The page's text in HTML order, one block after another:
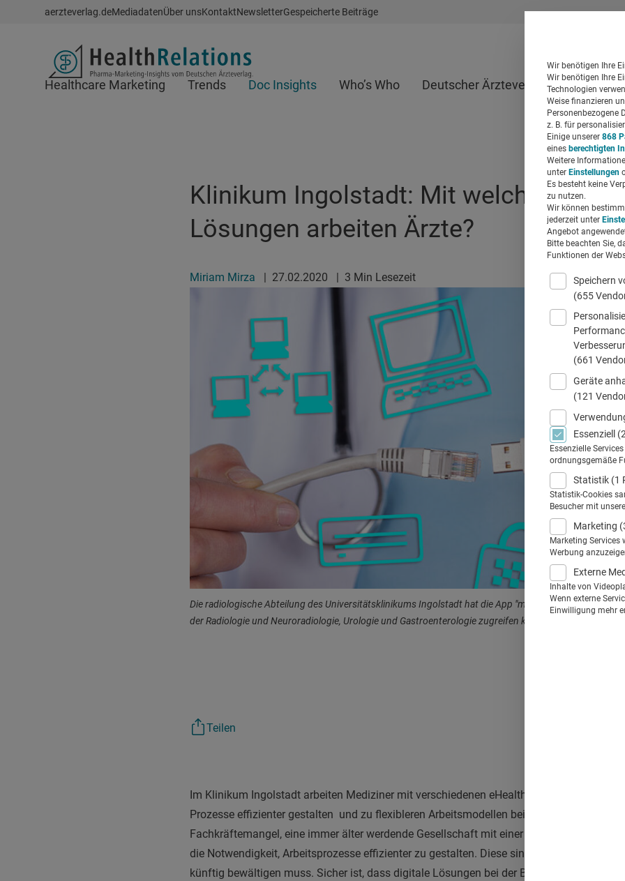
Schnellzugriff
aerzteverlag.deMediadatenÜber unsKontaktNewsletterGespeicherte Beiträge
Header
Healthcare Marketing Trends Doc Insights Who’s Who Deutscher Ärzteverlag
Klinikum Ingolstadt: Mit welchen
Lösungen arbeiten Ärzte?
Miriam Mirza | 27.02.2020 | 3 Min Lesezeit
Die radiologische Abteilung des Universitätsklinikums Ingolstadt hat die App "myRay" eingeführt, mit
der Radiologie und Neuroradiologie, Urologie und Gastroenterologie zugreifen können. © HNFOTO /
Teilen
Im Klinikum Ingolstadt arbeiten Mediziner mit verschiedenen eHealth-Lösungen, die die
Prozesse effizienter gestalten und zu flexibleren Arbeitsmodellen beitragen.
Fachkräftemangel, eine immer älter werdende Gesellschaft mit einer steigenden Zahl
die Notwendigkeit, Arbeitsprozesse effizienter zu gestalten. Diese sind nur ein paar der
künftig bewältigen muss. Sicher ist, dass digitale Lösungen bei der Bewältigung dieser
Wir benötigen Ihre
Wir benötigen Ihre
Technologien
Weise finanzieren
Personenbezogene
z. B. für
Einige unserer 868
eines berechtigten
Weitere
unter Einstellungen
Es besteht keine
zu nutzen.
Wir können
jederzeit unter
Angebot
Bitte beachten Sie,
Funktionen der
Speichern
(655
(661
Geräte
(121
Essenziell
Essenzielle
ordnungsgemäße
Statistik (1
Statistik-Cookies
Besucher mit
Marketing
Marketing
Werbung
Externe
Inhalte von
Wenn externe
Einwilligung mehr